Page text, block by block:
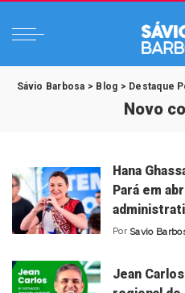
Sávio Barbosa > Blog > Destaque
Novo
Hana
Pará em
Posted
Por Savio
Jean